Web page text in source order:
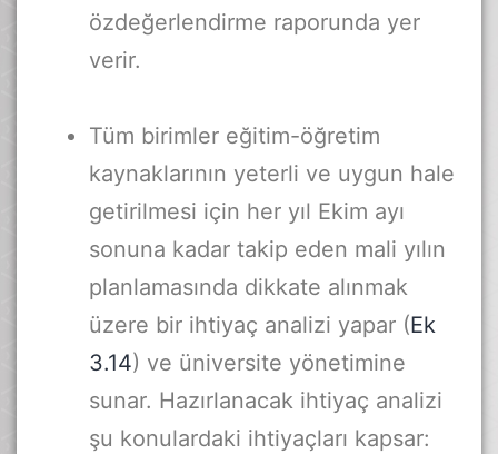
özdeğerlendirme raporunda yer
verir.
Tüm birimler eğitim-öğretim
kaynaklarının yeterli ve uygun hale
getirilmesi için her yıl Ekim ayı
sonuna kadar takip eden mali yılın
planlamasında dikkate alınmak
üzere bir ihtiyaç analizi yapar (Ek
3.14) ve üniversite yönetimine
sunar. Hazırlanacak ihtiyaç analizi
şu konulardaki ihtiyaçları kapsar: